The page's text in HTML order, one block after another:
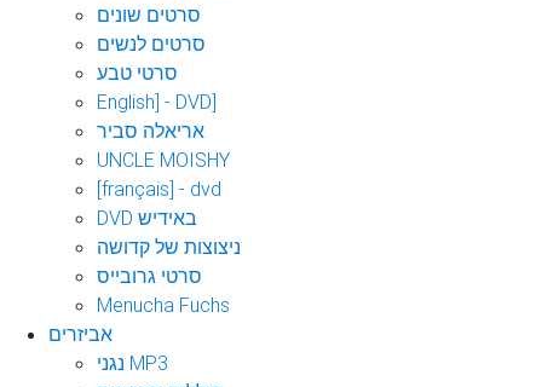
סרטים שונים
סרטים לנשים
סרטי טבע
English] - DVD]
אריאלה סביר
UNCLE MOISHY
[français] - dvd
DVD באידיש
ניצוצות של קדושה
סרטי גרובייס
Menucha Fuchs
אביזרים
נגני MP3